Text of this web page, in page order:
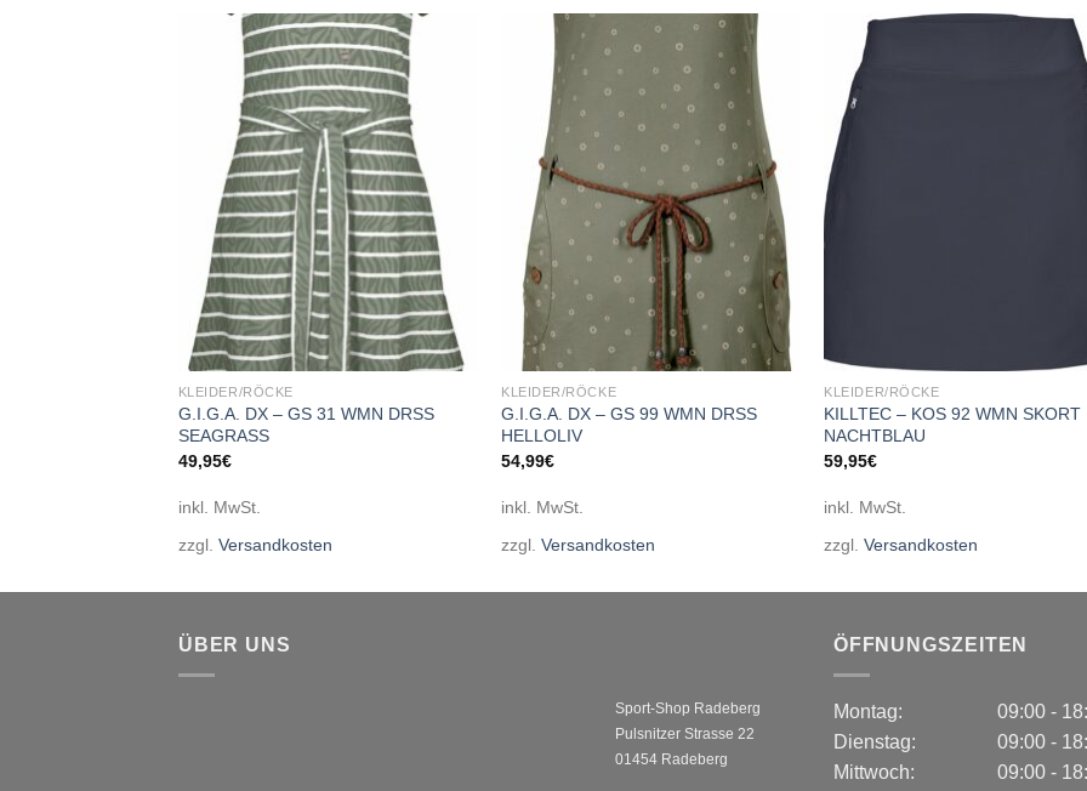
KLEIDER/RÖCKE
G.I.G.A. DX – GS 31 WMN DRSS
SEAGRASS
49,95€
inkl. MwSt.
zzgl. Versandkosten
Add to
wishlist
KLEIDER/RÖCKE
G.I.G.A. DX – GS 99 WMN DRSS
HELLOLIV
54,99€
inkl. MwSt.
zzgl.Versandkosten
Add
KLEIDER/RÖCKE
KILLTEC – KOS 92 WMN SKORT
NACHTBLAU
59,95€
inkl. MwSt.
zzgl.Versandkosten
ÜBER UNS
Sport-Shop Radeberg
Pulsnitzer Strasse 22
01454 Radeberg
ÖFFNUNGSZEITEN
Montag:
Dienstag:
Mittwoch:
09:00 -
09:00 -
09:00 -